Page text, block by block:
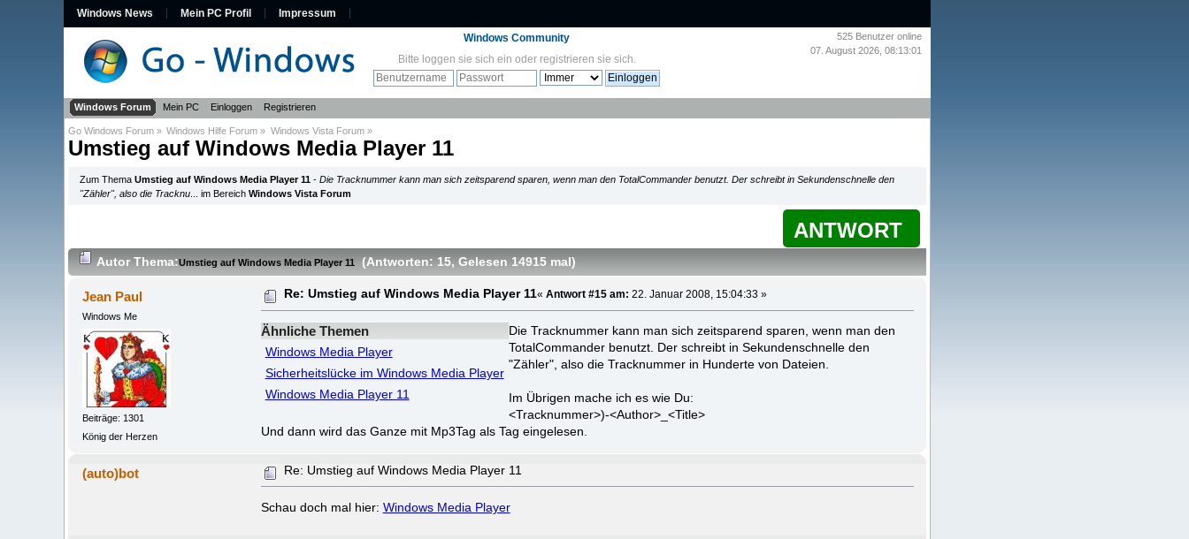
Windows News Mein PC Profil Impressum
525 Benutzer online
07. August 2026, 08:13:01
Windows Community
Bitte loggen sie sich ein oder registrieren sie sich.
Windows Forum Mein PC Einloggen Registrieren
Go Windows Forum » Windows Hilfe Forum » Windows Vista Forum»
Umstieg auf Windows Media Player 11
Zum ThemaUmstieg auf Windows Media Player 11 -Die Tracknummer kann man sich zeitsparend sparen, wenn man den TotalCommander benutzt. Der schreibt in Sekundenschnelle den
"Zähler", also die Tracknu ... im BereichWindows Vista Forum
ANTWORT
AutorThema:Umstieg auf Windows Media Player 11 (Antworten: 15, Gelesen 14915 mal )
Jean Paul
Windows Me
Beiträge: 1301
König der Herzen
Re: Umstieg auf Windows Media Player 11«Antwort #15 am: 22. Januar 2008, 15:04:33 »
Ähnliche Themen
Windows Media Player
Sicherheitslücke im Windows Media Player
Windows Media Player 11
Die Tracknummer kann man sich zeitsparend sparen, wenn man den
TotalCommander benutzt. Der schreibt in Sekundenschnelle den
"Zähler", also die Tracknummer in Hunderte von Dateien.
Im Übrigen mache ich es wie Du:
<Tracknummer>)-<Author>_<Title>
Und dann wird das Ganze mit Mp3Tag als Tag eingelesen.
(auto)bot Re: Umstieg auf Windows Media Player 11
Schau doch mal hier: Windows Media Player